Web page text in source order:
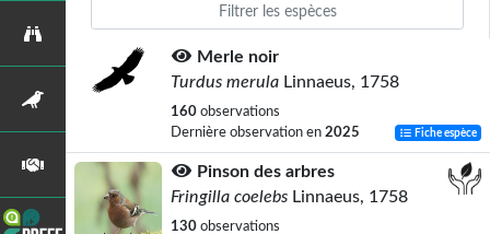
Merle noir
Turdus merula Linnaeus, 1758
160 observations
Dernière observation en 2025 Fiche espèce
Pinson des arbres
Fringilla coelebs Linnaeus, 1758
130 observations